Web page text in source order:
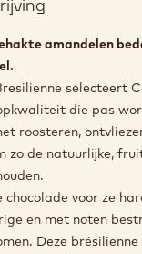
amandelen
selecteert
die pas
roosteren,
zo de natuurlijke,
chocolade voor ze
en met noten
Deze